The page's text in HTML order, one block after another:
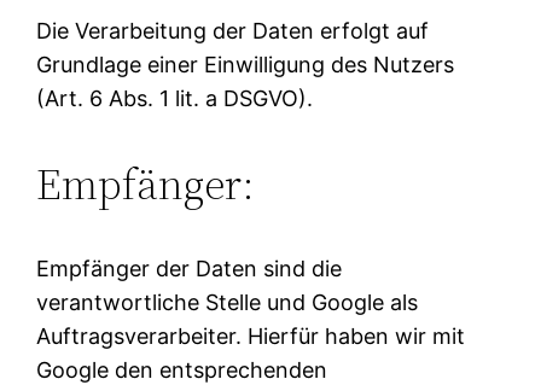
Die Verarbeitung der Daten erfolgt auf
Grundlage einer Einwilligung des Nutzers
(Art. 6 Abs. 1 lit. a DSGVO).
Empfänger:
Empfänger der Daten sind die
verantwortliche Stelle und Google als
Auftragsverarbeiter. Hierfür haben wir mit
Google den entsprechenden